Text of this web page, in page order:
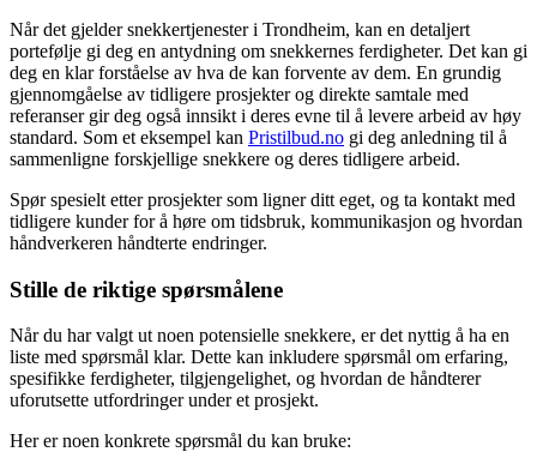
Når det gjelder snekkertjenester i Trondheim, kan en detaljert
portefølje gi deg en antydning om snekkernes ferdigheter. Det kan gi
deg en klar forståelse av hva de kan forvente av dem. En grundig
gjennomgåelse av tidligere prosjekter og direkte samtale med
referanser gir deg også innsikt i deres evne til å levere arbeid av høy
standard. Som et eksempel kan Pristilbud.no gi deg anledning til å
sammenligne forskjellige snekkere og deres tidligere arbeid.
Spør spesielt etter prosjekter som ligner ditt eget, og ta kontakt med
tidligere kunder for å høre om tidsbruk, kommunikasjon og hvordan
håndverkeren håndterte endringer.
Stille de riktige spørsmålene
Når du har valgt ut noen potensielle snekkere, er det nyttig å ha en
liste med spørsmål klar. Dette kan inkludere spørsmål om erfaring,
spesifikke ferdigheter, tilgjengelighet, og hvordan de håndterer
uforutsette utfordringer under et prosjekt.
Her er noen konkrete spørsmål du kan bruke: